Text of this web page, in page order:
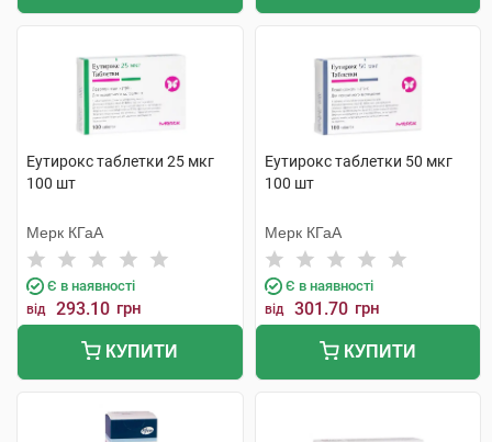
Еутирокс таблетки 25 мкг
100 шт
Мерк КГаА
Є в наявності
від 293.10 грн
КУПИТИ
Еутирокс таблетки 50 мкг
100 шт
Мерк КГаА
Є в наявності
від 301.70 грн
КУПИТИ